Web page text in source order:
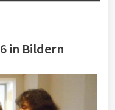
in Bildern